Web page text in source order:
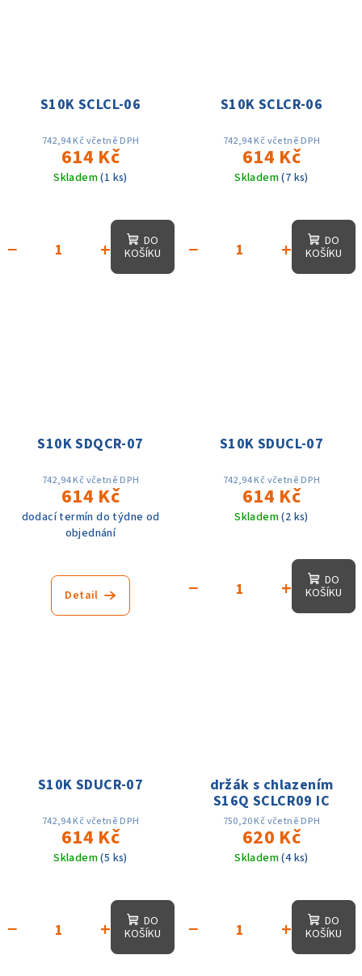
S10K SCLCL-06
742,94 Kč včetně DPH
614 Kč
Skladem(1 ks)
+
−
DO
KOŠÍKU
S10K SCLCR-06
742,94 Kč včetně DPH
614 Kč
Skladem(7 ks)
+
−
DO
KOŠÍKU
S10K SDQCR-07
742,94 Kč včetně DPH
614 Kč
dodací termín do týdne od
objednání
Detail
S10K SDUCL-07
742,94 Kč včetně DPH
614 Kč
Skladem(2 ks)
+
−
DO
KOŠÍKU
S10K SDUCR-07
742,94 Kč včetně DPH
614 Kč
Skladem(5 ks)
+
−
DO
KOŠÍKU
držák s chlazením
S16Q SCLCR09 IC
750,20 Kč včetně DPH
620 Kč
Skladem(4 ks)
+
−
DO
KOŠÍKU